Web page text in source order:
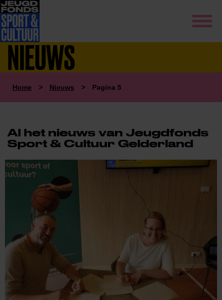
NIEUWS
Home > Nieuws > Pagina 5
Al het nieuws van Jeugdfonds
Sport & Cultuur Gelderland